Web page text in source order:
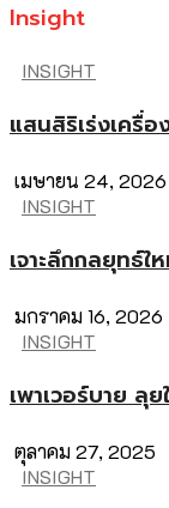
Insight
INSIGHT
แสนสิริเร่งเครื่
เมษายน 24, 2026
INSIGHT
เจาะลึกกลยุทธ์ใ
มกราคม 16, 2026
INSIGHT
เพาเวอร์บาย ลุ
ตุลาคม 27, 2025
INSIGHT